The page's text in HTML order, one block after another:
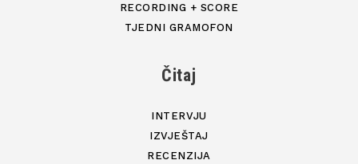
RECORDING + SCORE
TJEDNI GRAMOFON
Čitaj
INTERVJU
IZVJEŠTAJ
RECENZIJA